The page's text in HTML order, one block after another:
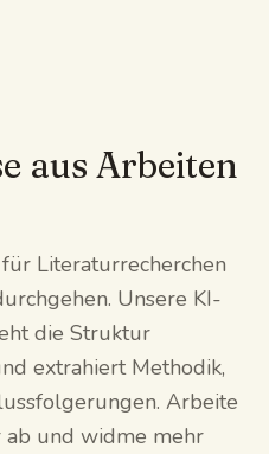
aus Arbeiten
Literaturrecherchen
Unsere KI-
die Struktur
extrahiert Methodik,
Arbeite
ab und widme mehr